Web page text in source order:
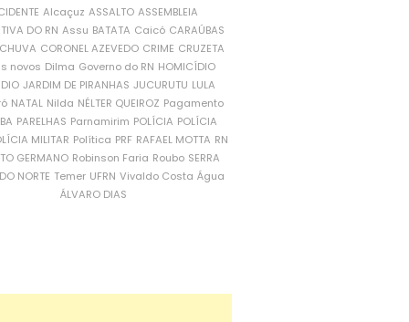
Alcaçuz ASSALTO ASSEMBLEIA
DO RN Assu BATATA Caicó CARAÚBAS
CORONEL AZEVEDO CRIME CRUZETA
novos Dilma Governo do RN HOMICÍDIO
JARDIM DE PIRANHAS JUCURUTU LULA
NATAL Nilda NÉLTER QUEIROZ Pagamento
PARELHAS Parnamirim POLÍCIA POLÍCIA
MILITAR Política PRF RAFAEL MOTTA RN
GERMANO Robinson Faria Roubo SERRA
NORTE Temer UFRN Vivaldo Costa Água
ÁLVARO DIAS